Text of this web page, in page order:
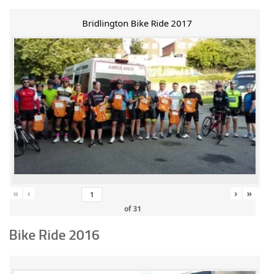
Bridlington Bike Ride 2017
« ‹
of31
› »
Bike Ride 2016